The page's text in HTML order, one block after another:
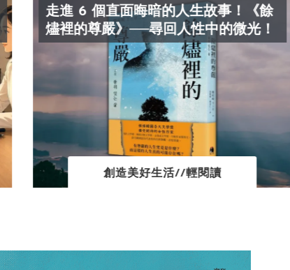
走進 6 個直面晦暗的人生故事！《餘
燼裡的尊嚴》──尋回人性中的微光！
創造美好生活//輕閱讀